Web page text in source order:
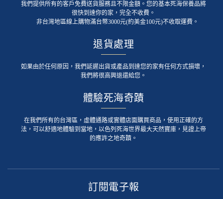
我們提供所有的客戶免費送貨服務且不限金額。您的基本死海保養品將
很快到達你的家，完全不收費。
非台灣地區線上購物滿台幣3000元(約美金100元)不收取運費。
退貨處理
如果由於任何原因，我們延遲出貨或產品到達您的家有任何方式損壞，
我們將很高興退還給您。
體驗死海奇蹟
在我們所有的台灣區，虛體通路或實體店面購買商品，使用正確的方
法，可以舒適地體驗到當地，以色列死海世界最大天然寶庫，見證上帝
的應許之地奇蹟。
訂閱電子報